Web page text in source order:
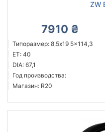
ZW
7910 ₴
Типоразмер: 8,5x19 5x114,3
ET: 40
DIA: 67,1
Год производства:
Магазин: R20
Сбросить